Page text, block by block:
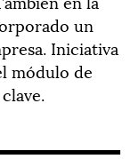
un
Iniciativa
módulo de